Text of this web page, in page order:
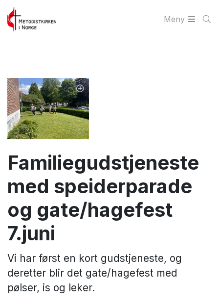
Meny
Familiegudstjeneste
med speiderparade
og gate/hagefest
7.juni
Vi har først en kort gudstjeneste, og
deretter blir det gate/hagefest med
pølser, is og leker.